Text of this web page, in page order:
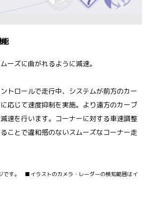
ーズに曲がれるように減速。
トロールで走行中、システムが前方のカー
応じて速度抑制を実施。より遠方のカーブ
速を行います。コーナーに対する車速調整
ことで違和感のないスムーズなコーナー走
です。 ■イラストのカメラ・レーダーの検知範囲はイ